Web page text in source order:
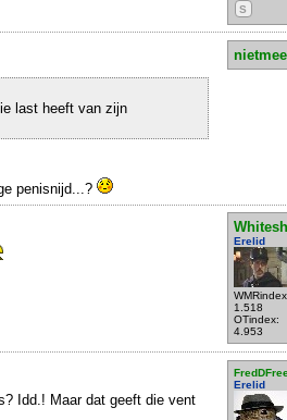
S
last heeft van zijn
penisnijd...?
Erelid
1.518
OTindex:
4.953
Erelid
Idd.! Maar dat geeft die vent